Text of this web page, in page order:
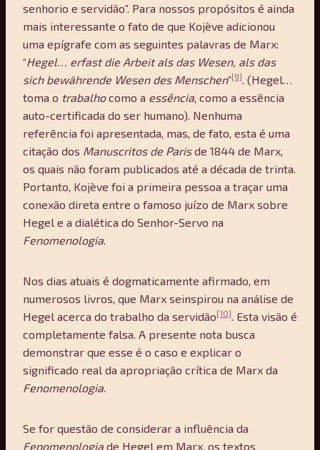
senhorio e servidão”. Para nossos propósitos é ainda
mais interessante o fato de que Kojève adicionou
uma epígrafe com as seguintes palavras de Marx:
“Hegel… erfast die Arbeit als das Wesen, als das
sich bewährende Wesen des Menschen”[9]. (Hegel…
toma o trabalhocomo a essência, como a essência
auto-certificada do ser humano). Nenhuma
referência foi apresentada, mas, de fato, esta é uma
citação dos Manuscritos de Parisde 1844 de Marx,
os quais não foram publicados até a década de trinta.
Portanto, Kojève foi a primeira pessoa a traçar uma
conexão direta entre o famoso juízo de Marx sobre
Hegel e a dialética do Senhor-Servo na
Fenomenologia.
Nos dias atuais é dogmaticamente afirmado, em
numerosos livros, que Marx seinspirou na análise de
Hegel acerca do trabalho da servidão[10]. Esta visão é
completamente falsa. A presente nota busca
demonstrar que esse é o caso e explicar o
significado real da apropriação crítica de Marx da
Fenomenologia.
Se for questão de considerar a influência da
Fenomenologia de Hegel em Marx, os textos